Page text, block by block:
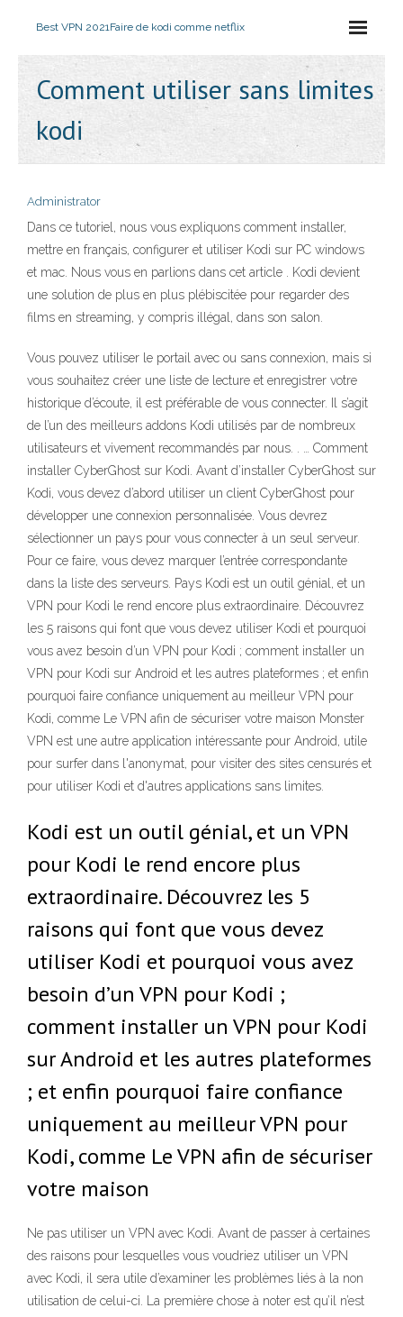
Best VPN 2021Faire de kodi comme netflix
Comment utiliser sans limites
kodi
Administrator
Dans ce tutoriel, nous vous expliquons comment installer,
mettre en français, configurer et utiliser Kodi sur PC windows
et mac. Nous vous en parlions dans cet article . Kodi devient
une solution de plus en plus plébiscitée pour regarder des
films en streaming, y compris illégal, dans son salon.
Vous pouvez utiliser le portail avec ou sans connexion, mais si
vous souhaitez créer une liste de lecture et enregistrer votre
historique d’écoute, il est préférable de vous connecter. Il s’agit
de l’un des meilleurs addons Kodi utilisés par de nombreux
utilisateurs et vivement recommandés par nous. . … Comment
installer CyberGhost sur Kodi. Avant d’installer CyberGhost sur
Kodi, vous devez d’abord utiliser un client CyberGhost pour
développer une connexion personnalisée. Vous devrez
sélectionner un pays pour vous connecter à un seul serveur.
Pour ce faire, vous devez marquer l’entrée correspondante
dans la liste des serveurs. Pays Kodi est un outil génial, et un
VPN pour Kodi le rend encore plus extraordinaire. Découvrez
les 5 raisons qui font que vous devez utiliser Kodi et pourquoi
vous avez besoin d’un VPN pour Kodi ; comment installer un
VPN pour Kodi sur Android et les autres plateformes ; et enfin
pourquoi faire confiance uniquement au meilleur VPN pour
Kodi, comme Le VPN afin de sécuriser votre maison Monster
VPN est une autre application intéressante pour Android, utile
pour surfer dans l'anonymat, pour visiter des sites censurés et
pour utiliser Kodi et d'autres applications sans limites.
Kodi est un outil génial, et un VPN
pour Kodi le rend encore plus
extraordinaire. Découvrez les 5
raisons qui font que vous devez
utiliser Kodi et pourquoi vous avez
besoin d’un VPN pour Kodi ;
comment installer un VPN pour Kodi
sur Android et les autres plateformes
; et enfin pourquoi faire confiance
uniquement au meilleur VPN pour
Kodi, comme Le VPN afin de sécuriser
votre maison
Ne pas utiliser un VPN avec Kodi. Avant de passer à certaines
des raisons pour lesquelles vous voudriez utiliser un VPN
avec Kodi, il sera utile d’examiner les problèmes liés à la non
utilisation de celui-ci. La première chose à noter est qu’il n’est